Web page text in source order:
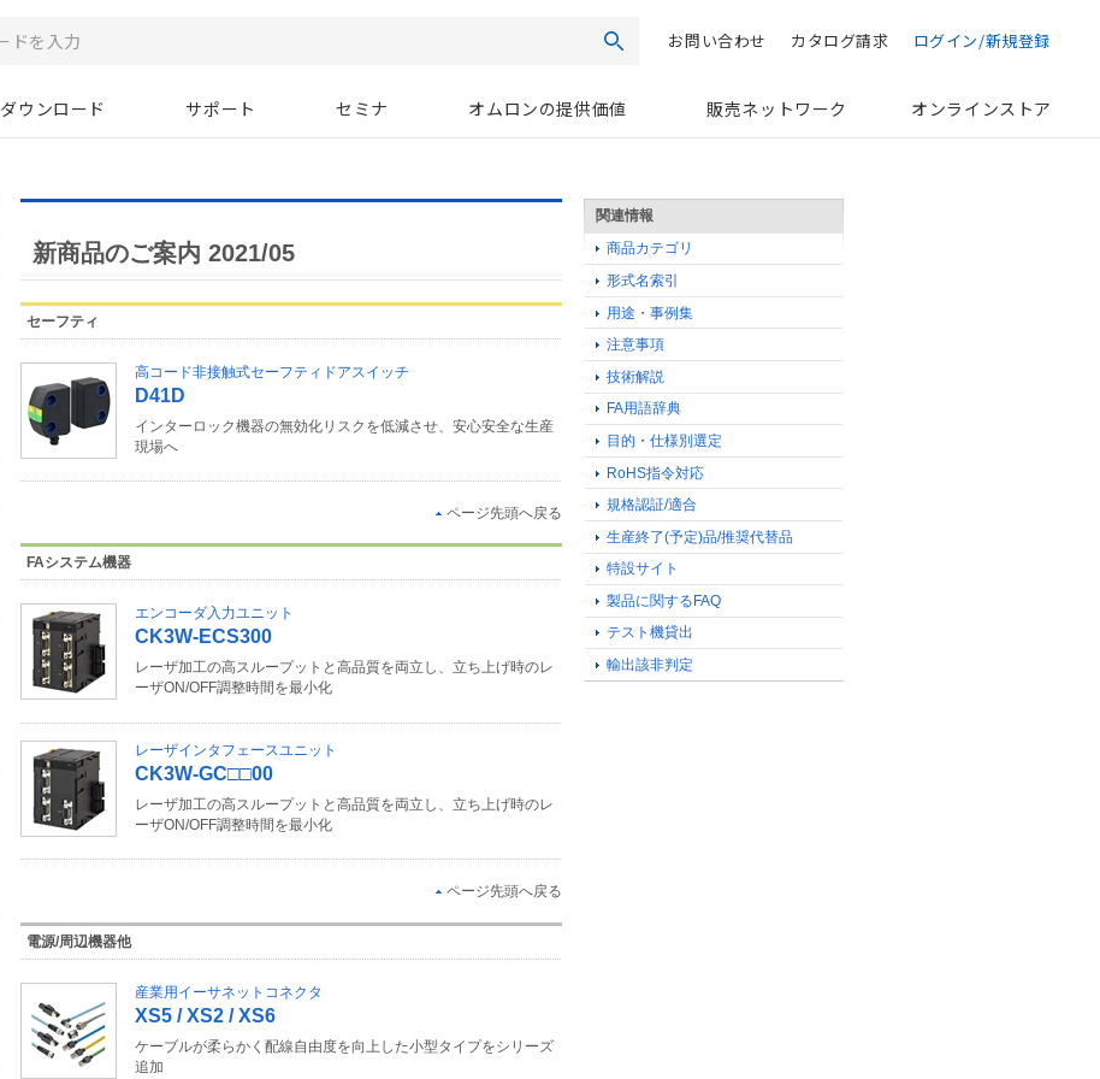
お問い合わせ カタログ請求 ログイン/新規登録
ダウンロード サポート セミナ オムロンの提供価値 販売ネットワーク オンラインストア
新商品のご案内 2021/05
セーフティ
高コード非接触式セーフティドアスイッチ
D41D
インターロック機器の無効化リスクを低減させ、安心安全な生産
現場へ
ページ先頭へ戻る
FAシステム機器
エンコーダ入力ユニット
CK3W-ECS300
レーザ加工の高スループットと高品質を両立し、立ち上げ時のレ
ーザON/OFF調整時間を最小化
レーザインタフェースユニット
CK3W-GC□□00
レーザ加工の高スループットと高品質を両立し、立ち上げ時のレ
ーザON/OFF調整時間を最小化
ページ先頭へ戻る
電源/周辺機器他
産業用イーサネットコネクタ
XS5 / XS2 / XS6
ケーブルが柔らかく配線自由度を向上した小型タイプをシリーズ
追加
関連情報
商品カテゴリ
形式名索引
用途・事例集
注意事項
技術解説
FA用語辞典
目的・仕様別選定
RoHS指令対応
規格認証/適合
生産終了(予定)品/推奨代替品
特設サイト
製品に関するFAQ
テスト機貸出
輸出該非判定